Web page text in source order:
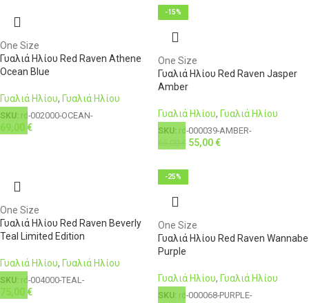
One Size
Γυαλιά Ηλίου Red Raven Athene
Ocean Blue
Γυαλιά Ηλίου, Γυαλιά Ηλίου
SKU: rd-002000-OCEAN-
69,00 €
-15%
One Size
Γυαλιά Ηλίου Red Raven Jasper
Amber
Γυαλιά Ηλίου, Γυαλιά Ηλίου
SKU: rd-000039-AMBER-
€ 55,00€
One Size
Γυαλιά Ηλίου Red Raven Beverly
Teal Limited Edition
Γυαλιά Ηλίου, Γυαλιά Ηλίου
SKU: rd-004000-TEAL-
75,00 €
-25%
One Size
Γυαλιά Ηλίου Red Raven Wannabe
Purple
Γυαλιά Ηλίου, Γυαλιά Ηλίου
SKU: rd-000068-PURPLE-